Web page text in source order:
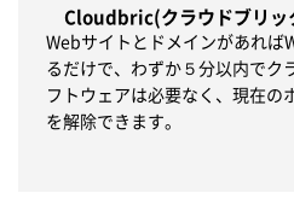
Cloudbric(クラウドブリッ
Webサイトとドメインがあれば
るだけで、わずか５分以内でク
フトウェアは必要なく、現在の
を解除できます。